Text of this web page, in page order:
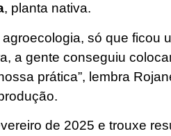
, planta nativa.
só que ficou
a gente conseguiu
prática”, lembra
de 2025 e trouxe